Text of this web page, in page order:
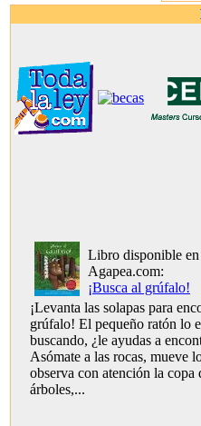
Libro disponible en
Agapea.com:
¡Busca al grúfalo!
¡Levanta las solapas para
grúfalo! El pequeño ratón lo
buscando, ¿le ayudas a
Asómate a las rocas, mueve
observa con atención la copa
árboles,...